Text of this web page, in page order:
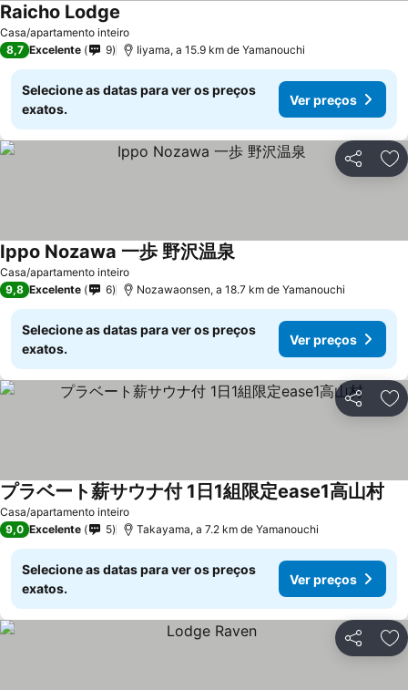
Casa/apartamento inteiro
Raicho Lodge
8,7 Excelente 9 Iiyama, a 15.9 km de Yamanouchi
Selecione as datas para ver os preços
exatos.
Ver preços
Partilhar
Casa/apartamento inteiro
Ippo Nozawa 一歩 野沢温泉
9,8 Excelente 6 Nozawaonsen, a 18.7 km de Yamanouchi
Selecione as datas para ver os preços
exatos.
Ver preços
Partilhar
Casa/apartamento inteiro
プラベート薪サウナ付 1日1組限定ease1高山村
9,0 Excelente 5 Takayama, a 7.2 km de Yamanouchi
Selecione as datas para ver os preços
exatos.
Ver preços
Partilhar